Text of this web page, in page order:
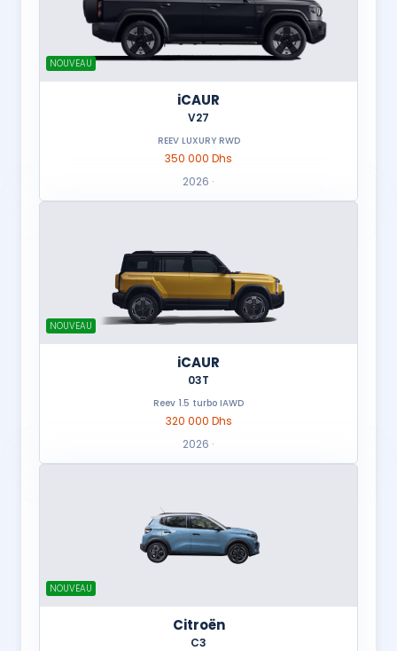
NOUVEAU
iCAUR
V27
REEV LUXURY RWD
350 000 Dhs
2026 ·
NOUVEAU
iCAUR
03T
Reev 1.5 turbo IAWD
320 000 Dhs
2026 ·
NOUVEAU
Citroën
C3